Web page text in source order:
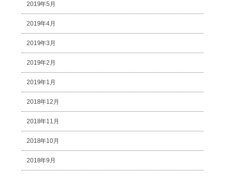
2019年5月
2019年4月
2019年3月
2019年2月
2019年1月
2018年12月
2018年11月
2018年10月
2018年9月